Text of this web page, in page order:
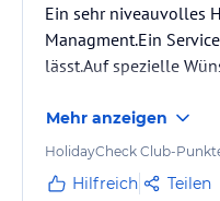
Ein sehr niveauvolles
Managment.Ein
lässt.Auf spezielle
Mehr anzeigen
HolidayCheck Club-
Hilfreich Teilen